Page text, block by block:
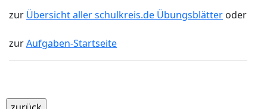
zur Übersicht aller schulkreis.de Übungsblätter oder
zurAufgaben-Startseite